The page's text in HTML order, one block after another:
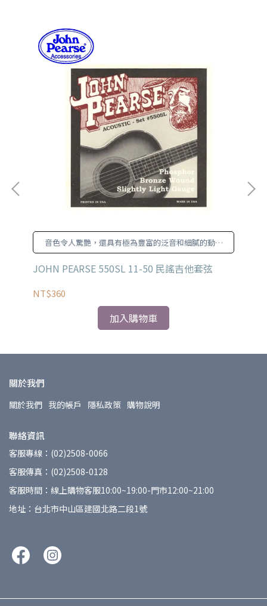
音色令人驚艷，還具有極為豐富的泛音和細膩的動態
表現。
JOHN PEARSE 550SL 11-50 民謠吉他套弦
NT$360
加入購物車
關於我們
關於我們 我的帳戶 隱私政策 購物說明
聯絡資訊
客服專線：(02)2508-0066
客服傳真：(02)2508-0128
客服時間：線上購物客服10:00~19:00-門市12:00~21:00
地址：台北市中山區建國北路二段1號